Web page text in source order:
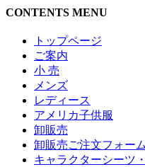
CONTENTS MENU
トップページ
ご案内
小 売
メンズ
レディース
アメリカ子供服
卸販売
卸販売ご注文フォーム
キャラクターシーツ